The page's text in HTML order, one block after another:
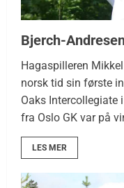
Bjerch-
Hagaspilleren
norsk tid sin første
Oaks Intercollegiate
fra Oslo GK var på
LES MER